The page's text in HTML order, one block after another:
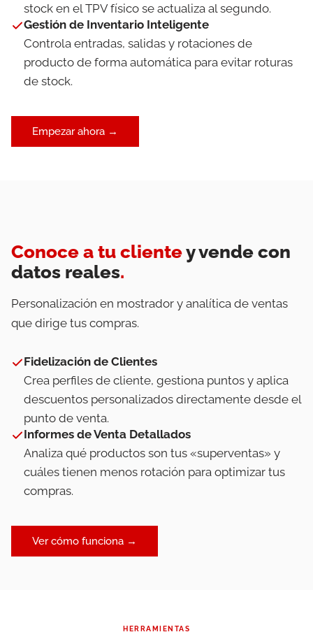
stock en el TPV físico se actualiza al segundo.
Gestión de Inventario Inteligente
Controla entradas, salidas y rotaciones de
producto de forma automática para evitar roturas
de stock.
Empezar ahora →
Conoce a tu clientey vende con
datos reales.
Personalización en mostrador y analítica de ventas
que dirige tus compras.
Fidelización de Clientes
Crea perfiles de cliente, gestiona puntos y aplica
descuentos personalizados directamente desde el
punto de venta.
Informes de Venta Detallados
Analiza qué productos son tus «superventas» y
cuáles tienen menos rotación para optimizar tus
compras.
Ver cómo funciona →
HERRAMIENTAS